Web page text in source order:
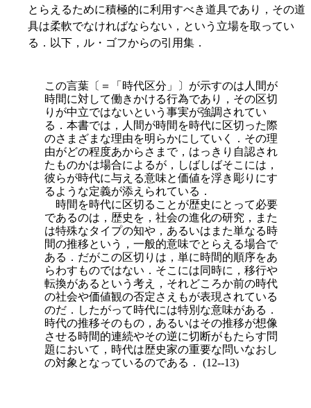
とらえるために積極的に利用すべき道具であり，その道
具は柔軟でなければならない，という立場を取ってい
る．以下，ル・ゴフからの引用集．
この言葉〔＝「時代区分」〕が示すのは人間が
時間に対して働きかける行為であり，その区切
りが中立ではないという事実が強調されてい
る．本書では，人間が時間を時代に区切った際
のさまざまな理由を明らかにしていく．その理
由がどの程度あからさまで，はっきり自認され
たものかは場合によるが，しばしばそこには，
彼らが時代に与える意味と価値を浮き彫りにす
るような定義が添えられている．
時間を時代に区切ることが歴史にとって必要
であるのは，歴史を，社会の進化の研究，また
は特殊なタイプの知や，あるいはまた単なる時
間の推移という，一般的意味でとらえる場合で
ある．だがこの区切りは，単に時間的順序をあ
らわすものではない．そこには同時に，移行や
転換があるという考え，それどころか前の時代
の社会や価値観の否定さえもが表現されている
のだ．したがって時代には特別な意味がある．
時代の推移そのもの，あるいはその推移が想像
させる時間的連続やその逆に切断がもたらす問
題において，時代は歴史家の重要な問いなおし
の対象となっているのである． (12--13)